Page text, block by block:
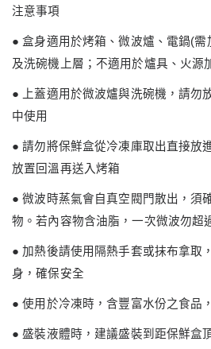
注意事項
●盒身適用於烤箱、微波爐、電鍋(需
及洗碗機上層；不適用於爐具、火源
●
上蓋適用於微波爐與洗碗機，請勿
中使用
●請勿將保鮮盒從冷凍庫取出直接放
放置回溫再送入烤箱
●微波時蒸氣會自真空閥門散出，須
物。若內容物含油脂，一次微波勿超
●加熱後請使用隔熱手套或抹布拿取
身，確保安全
●使用於冷凍時，含豐富水份之食品
●盛裝液體時，建議盛裝到距保鮮盒